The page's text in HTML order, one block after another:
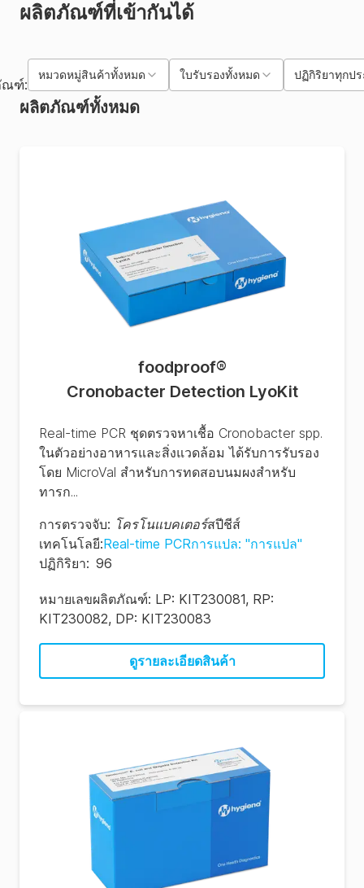
ผลิตภัณฑ์ที่เข้ากันได้
ณฑ์:
หมวดหมู่สินค้าทั้งหมด ใบรับรองทั้งหมด ปฏิกิริยาทุกปร
ผลิตภัณฑ์ทั้งหมด
foodproof®
Cronobacter Detection LyoKit
Real-time PCR ชุดตรวจหาเชื้อ Cronobacter spp.
ในตัวอย่างอาหารและสิ่งแวดล้อม ได้รับการรับรอง
โดย MicroVal สำหรับการทดสอบนมผงสำหรับ
ทารก...
การตรวจจับ: โครโนแบคเตอร์สปีชีส์
เทคโนโลยี:Real-time PCRการแปล: "การแปล"
ปฏิกิริยา: 96
หมายเลขผลิตภัณฑ์: LP: KIT230081, RP:
KIT230082, DP: KIT230083
ดูรายละเอียดสินค้า